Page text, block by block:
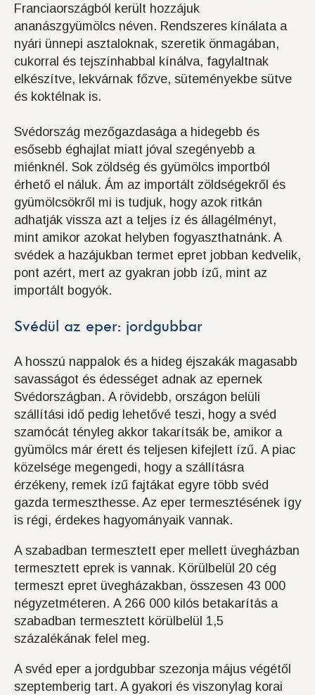
Franciaországból került hozzájuk
ananászgyümölcs néven. Rendszeres kínálata a
nyári ünnepi asztaloknak, szeretik önmagában,
cukorral és tejszínhabbal kínálva, fagylaltnak
elkészítve, lekvárnak főzve, süteményekbe sütve
és koktélnak is.
Svédország mezőgazdasága a hidegebb és
esősebb éghajlat miatt jóval szegényebb a
miénknél. Sok zöldség és gyümölcs importból
érhető el náluk. Ám az importált zöldségekről és
gyümölcsökről mi is tudjuk, hogy azok ritkán
adhatják vissza azt a teljes íz és állagélményt,
mint amikor azokat helyben fogyaszthatnánk. A
svédek a hazájukban termet epret jobban kedvelik,
pont azért, mert az gyakran jobb ízű, mint az
importált bogyók.
Svédül az eper: jordgubbar
A hosszú nappalok és a hideg éjszakák magasabb
savasságot és édességet adnak az epernek
Svédországban. A rövidebb, országon belüli
szállítási idő pedig lehetővé teszi, hogy a svéd
szamócát tényleg akkor takarítsák be, amikor a
gyümölcs már érett és teljesen kifejlett ízű. A piac
közelsége megengedi, hogy a szállításra
érzékeny, remek ízű fajtákat egyre több svéd
gazda termeszthesse. Az eper termesztésének így
is régi, érdekes hagyományaik vannak.
A szabadban termesztett eper mellett üvegházban
termesztett eprek is vannak. Körülbelül 20 cég
termeszt epret üvegházakban, összesen 43 000
négyzetméteren. A 266 000 kilós betakarítás a
szabadban termesztett körülbelül 1,5
százalékának felel meg.
A svéd eper a jordgubbar szezonja május végétől
szeptemberig tart. A gyakori és viszonylag korai